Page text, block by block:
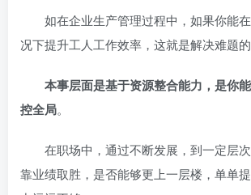
如在企业生产管理过程中，如果你能
况下提升工人工作效率，这就是解决难题的
本事层面是基于资源整合能力，是你
控全局。
在职场中，通过不断发展，到一定层
靠业绩取胜，是否能够更上一层楼，单单